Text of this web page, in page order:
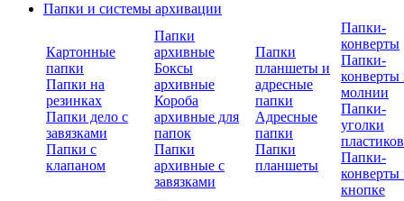
Папки и системы архивации
Картонные
папки
Папки на
резинках
Папки дело с
завязками
Папки с
клапаном
Папки
архивные
Боксы
архивные
Короба
архивные для
папок
Папки
архивные с
завязками
Папки
планшеты и
адресные
папки
Адресные
папки
Папки
планшеты
Папки-
конверты
Папки-
конверты
молнии
Папки-
уголки
Папки-
конверты
кнопке